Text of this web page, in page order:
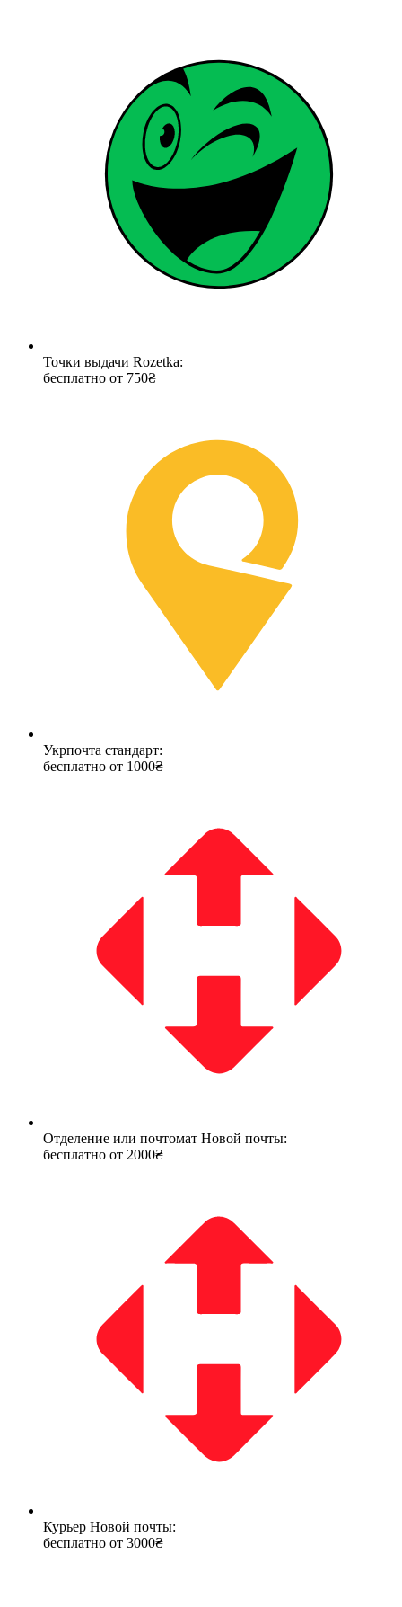
Точки выдачи Rozetka:
бесплатно от 750₴
Укрпочта стандарт:
бесплатно от 1000₴
Отделение или почтомат Новой почты:
бесплатно от 2000₴
Курьер Новой почты:
бесплатно от 3000₴